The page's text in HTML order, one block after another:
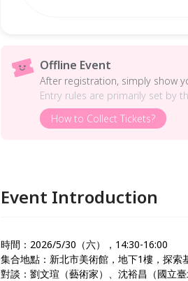
Offline Event
After registration, simply show
Entry rules are primarily set by
How to Collect Tickets?
Event Introduction
時間：2026/5/30（六），14:30-16:00
集合地點：新北市美術館，地下1樓，探索
對談：劉文瑄（藝術家）、沈裕昌（國立